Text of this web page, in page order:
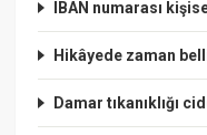
IBAN numarası
Hikâyede zaman
Damar tıkanıklığı